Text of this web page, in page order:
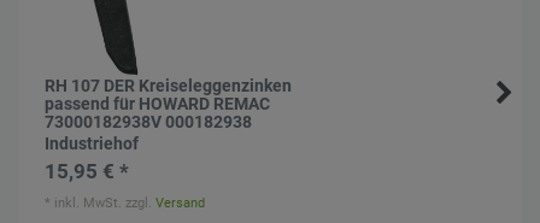
RH 107 DER Kreiseleggenzinken
passend für HOWARD REMAC
73000182938V 000182938
Industriehof
15,95 € *
* inkl. MwSt. zzgl.Versand